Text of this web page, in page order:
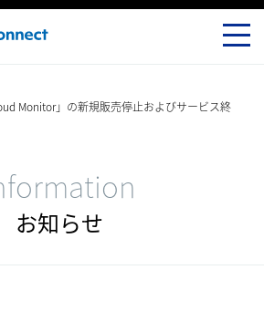
Monitor」の新規販売停止およびサービス終
お知らせ